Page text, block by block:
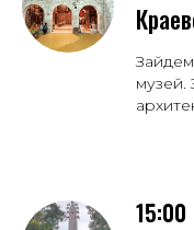
музей.
15:00